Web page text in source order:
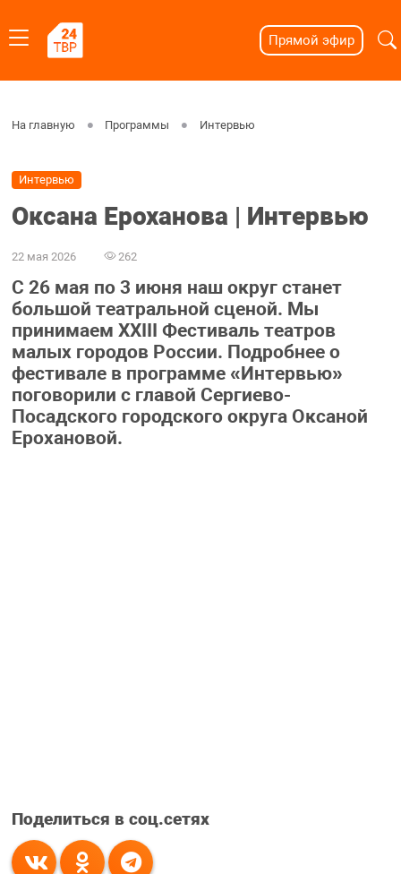
Прямой эфир
На главную Программы Интервью
Интервью
Оксана Ероханова | Интервью
22 мая 2026 262
С 26 мая по 3 июня наш округ станет
большой театральной сценой. Мы
принимаем XXIII Фестиваль театров
малых городов России. Подробнее о
фестивале в программе «Интервью»
поговорили с главой Сергиево-
Посадского городского округа Оксаной
Ерохановой.
Поделиться в соц.сетях